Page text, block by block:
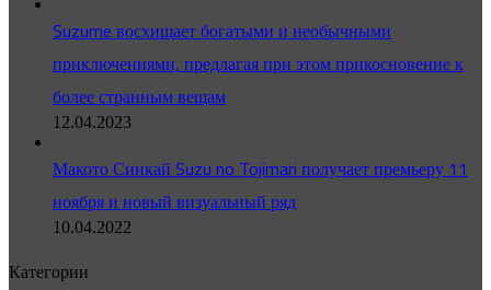
Suzume восхищает богатыми и необычными
приключениями, предлагая при этом прикосновение к
более странным вещам
12.04.2023
Макото Синкай Suzu no Tojimari получает премьеру 11
ноября и новый визуальный ряд
10.04.2022
Категории